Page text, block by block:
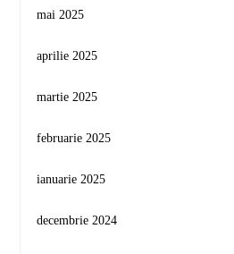
mai 2025
aprilie 2025
martie 2025
februarie 2025
ianuarie 2025
decembrie 2024